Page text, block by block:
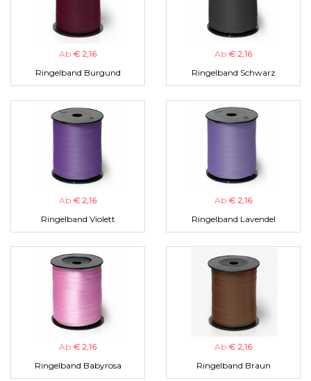
Ab € 2,16
Ringelband Burgund
Ab € 2,16
Ringelband Schwarz
Ab € 2,16
Ringelband Violett
Ab € 2,16
Ringelband Lavendel
Ab € 2,16
Ringelband Babyrosa
Ab € 2,16
Ringelband Braun